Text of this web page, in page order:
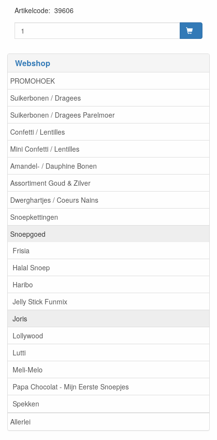
Webshop
PROMOHOEK
Suikerbonen / Dragees
Suikerbonen / Dragees Parelmoer
Confetti / Lentilles
Mini Confetti / Lentilles
Amandel- / Dauphine Bonen
Assortiment Goud & Zilver
Dwerghartjes / Coeurs Nains
Snoepkettingen
Snoepgoed
Frisia
Halal Snoep
Haribo
Jelly Stick Funmix
Joris
Lollywood
Lutti
Meli-Melo
Papa Chocolat - Mijn Eerste Snoepjes
Spekken
Allerlei
Artikelcode: 39606